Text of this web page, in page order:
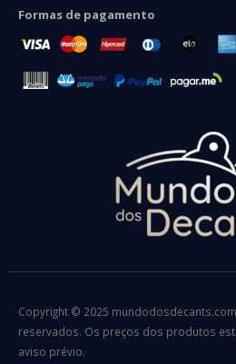
Formas de pagamento
Copyright © 2025
reservados. Os preços dos produtos
aviso prévio.